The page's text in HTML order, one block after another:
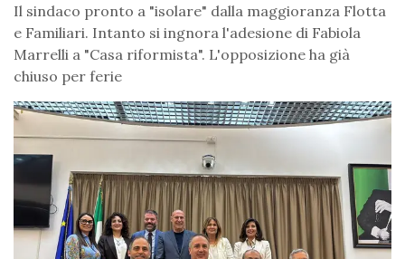
Il sindaco pronto a "isolare" dalla maggioranza Flotta
e Familiari. Intanto si ingnora l'adesione di Fabiola
Marrelli a "Casa riformista". L'opposizione ha già
chiuso per ferie